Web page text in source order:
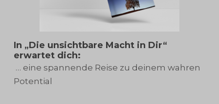
In „Die unsichtbare Macht in Dir“
erwartet dich:
… eine spannende Reise zu deinem wahren
Potential